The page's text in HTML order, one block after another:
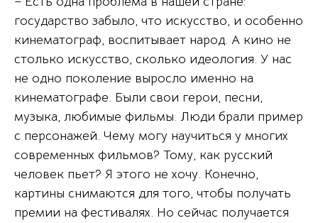
государство забыло, что искусство, и особенно
кинематограф, воспитывает народ. А кино не
столько искусство, сколько идеология. У нас
не одно поколение выросло именно на
кинематографе. Были свои герои, песни,
музыка, любимые фильмы. Люди брали пример
с персонажей. Чему могу научиться у многих
современных фильмов? Тому, как русский
человек пьет? Я этого не хочу. Конечно,
картины снимаются для того, чтобы получать
премии на фестивалях. Но сейчас получается